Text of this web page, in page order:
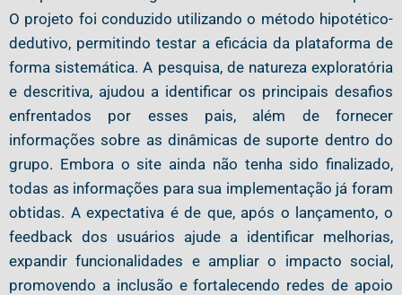
O projeto foi conduzido utilizando o método hipotético-
dedutivo, permitindo testar a eficácia da plataforma de
forma sistemática. A pesquisa, de natureza exploratória
e descritiva, ajudou a identificar os principais desafios
enfrentados por esses pais, além de fornecer
informações sobre as dinâmicas de suporte dentro do
grupo. Embora o site ainda não tenha sido finalizado,
todas as informações para sua implementação já foram
obtidas. A expectativa é de que, após o lançamento, o
feedback dos usuários ajude a identificar melhorias,
expandir funcionalidades e ampliar o impacto social,
promovendo a inclusão e fortalecendo redes de apoio